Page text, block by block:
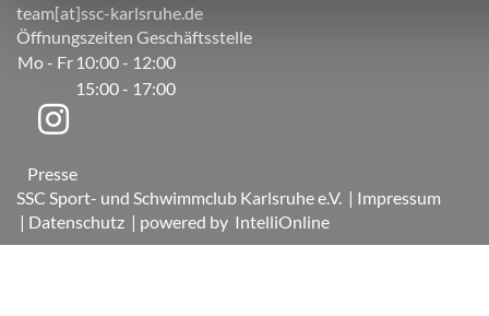
team[at]ssc-karlsruhe.de
Öffnungszeiten Geschäftsstelle
Mo - Fr 10:00 - 12:00
15:00 - 17:00
Presse
SSC Sport- und Schwimmclub Karlsruhe e.V. | Impressum
| Datenschutz | powered by IntelliOnline